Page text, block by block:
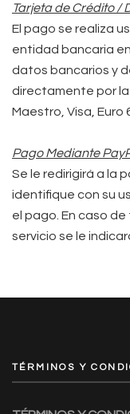
Tarjeta de Crédito /
El pago se realiza
entidad bancaria
datos bancarios y
directamente por
Maestro, Visa, Euro
Pago Mediante
Se le redirigirá a la
identifique con su
el pago. En caso de
servicio se le
TÉRMINOS Y